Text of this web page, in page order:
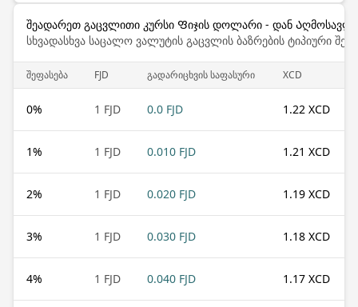
შეადარეთ გაცვლითი კურსი Ფიჯის დოლარი - დან
სხვადასხვა საცალო ვალუტის გაცვლის ბაზრების ტიპიური
შეფასება FJD გადარიცხვის საფასური XCD
0% 1 FJD 0.0 FJD 1.22 XCD
1% 1 FJD 0.010 FJD 1.21 XCD
2% 1 FJD 0.020 FJD 1.19 XCD
3% 1 FJD 0.030 FJD 1.18 XCD
4% 1 FJD 0.040 FJD 1.17 XCD